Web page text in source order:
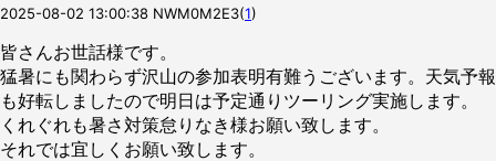
2025-08-02 13:00:38 NWM0M2E3(1)
皆さんお世話様です。
猛暑にも関わらず沢山の参加表明有難うございます。天気予報
も好転しましたので明日は予定通りツーリング実施します。
くれぐれも暑さ対策怠りなき様お願い致します。
それでは宜しくお願い致します。